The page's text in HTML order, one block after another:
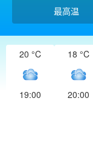
最高温
20 °C
19:00
18 °C
20:00